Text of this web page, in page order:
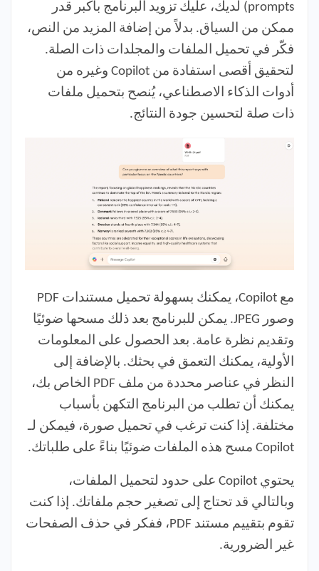
prompts) لديك، عليك تزويد البرنامج بأكبر قدر
ممكن من السياق. بدلاً من إضافة المزيد من النص،
فكّر في تحميل الملفات والمجلدات ذات الصلة.
لتحقيق أقصى استفادة من Copilot وغيره من
أدوات الذكاء الاصطناعي، يُنصح بتحميل ملفات
ذات صلة لتحسين جودة النتائج.
مع Copilot، يمكنك بسهولة تحميل مستندات PDF
وصور JPEG. يمكن للبرنامج بعد ذلك مسحها ضوئيًا
وتقديم نظرة عامة. بعد الحصول على المعلومات
الأولية، يمكنك التعمق في بحثك. بالإضافة إلى
النظر في عناصر محددة من ملف PDF الخاص بك،
يمكنك أن تطلب من البرنامج التكهن بأسباب
مختلفة. إذا كنت ترغب في تحميل صورة، فيمكن لـ
Copilot مسح هذه الملفات ضوئيًا بناءً على طلباتك.
يحتوي Copilot على حدود لتحميل الملفات،
وبالتالي قد تحتاج إلى تصغير حجم ملفاتك. إذا كنت
تقوم بتقييم مستند PDF، ففكر في حذف الصفحات
غير الضرورية.